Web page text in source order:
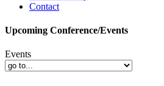
Contact
Upcoming Conference/Events
Events